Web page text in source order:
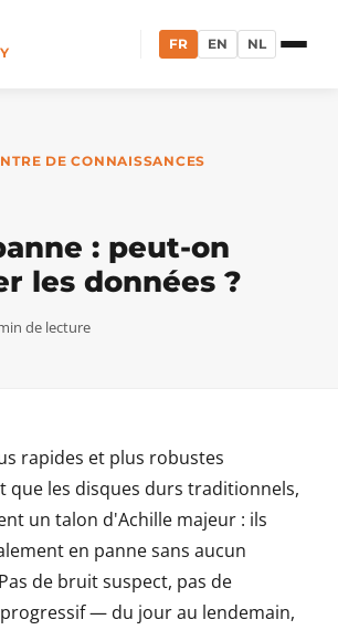
FR EN NL
DE CONNAISSANCES
: peut-on
les données ?
de lecture
rapides et plus robustes
que les disques durs traditionnels,
un talon d'Achille majeur : ils
en panne sans aucun
de bruit suspect, pas de
— du jour au lendemain,